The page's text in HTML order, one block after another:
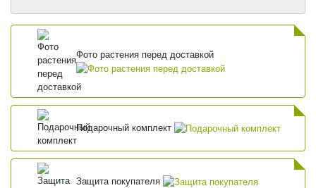
Фото растения перед доставкой
Подарочный комплект
Защита покупателя